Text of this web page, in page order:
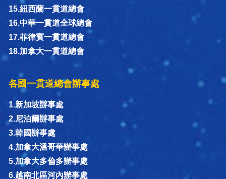
15.紐西蘭一貫道總會
16.中華一貫道全球總會
17.菲律賓一貫道總會
18.加拿大一貫道總會
各國一貫道總會辦事處
1.新加坡辦事處
2.尼泊爾辦事處
3.韓國辦事處
4.加拿大溫哥華辦事處
5.加拿大多倫多辦事處
6.越南北區河內辦事處